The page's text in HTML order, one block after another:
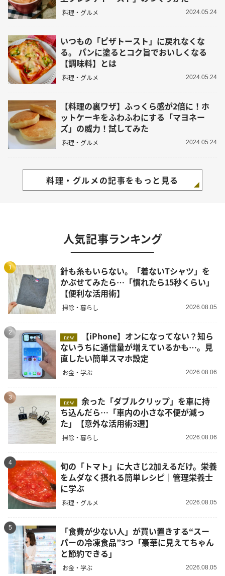
料理・グルメ 2024.05.24
いつもの「ピザトースト」に戻れなくな
る。 パンに塗るとコク旨でおいしくなる
【調味料】とは
料理・グルメ 2024.05.24
【料理の裏ワザ】ふっくら感が2倍に！ホ
ットケーキをふわふわにする「マヨネー
ズ」の威力！試してみた
料理・グルメ 2024.05.24
料理・グルメの記事をもっと見る
人気記事ランキング
1
針も糸もいらない。「着ないTシャツ」を
かぶせてみたら…「慣れたら15秒くらい」
【便利な活用術】
掃除・暮らし 2026.08.05
2
new
ないうちに通信量が増えているかも…。見
直したい簡単スマホ設定
お金・学ぶ 2026.08.06
3
new
余った「ダブルクリップ」を車に持
ち込んだら…「車内の小さな不便が減っ
た」【意外な活用術3選】
掃除・暮らし 2026.08.06
4
旬の「トマト」に大さじ2加えるだけ。栄養
をムダなく摂れる簡単レシピ｜管理栄養士
に学ぶ
料理・グルメ 2026.08.05
5
「食費が少ない人」が買い置きする“スー
パーの冷凍食品”3つ「豪華に見えてちゃん
と節約できる」
お金・学ぶ 2026.08.05